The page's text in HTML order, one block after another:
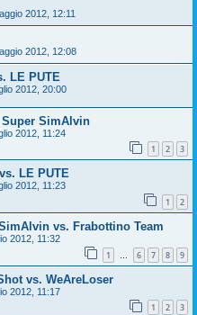
2012, 12:11
2012, 12:08
LE PUTE
2012, 20:00
Super SimAlvin
2012, 11:24
1 2 3
LE PUTE
2012, 11:23
1 2
vs. Frabottino Team
2012, 11:32
1 … 6 7 8 9
vs. WeAreLoser
2012, 11:17
1 2 3